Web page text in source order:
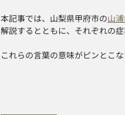
本記事では、山梨県甲府市の山
解説するとともに、それぞれの
これらの言葉の意味がピンとこ